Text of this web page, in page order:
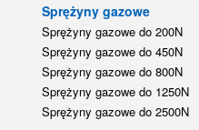
Sprężyny gazowe
Sprężyny gazowe do 200N
Sprężyny gazowe do 450N
Sprężyny gazowe do 800N
Sprężyny gazowe do 1250N
Sprężyny gazowe do 2500N